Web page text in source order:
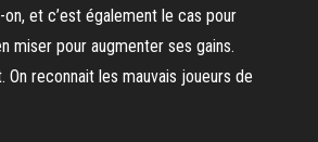
et c’est également le cas pour
miser pour augmenter ses gains.
On reconnait les mauvais joueurs de